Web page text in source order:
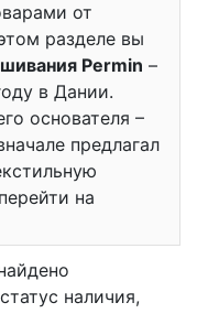
от
разделе вы
Permin –
в Дании.
основателя –
предлагал
на
наличия,